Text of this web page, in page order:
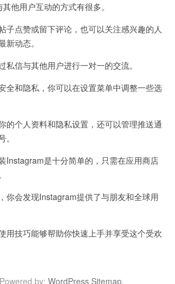
用户互动的方式有很多。
点赞或留下评论，也可以关注感兴趣的人
新动态。
信与其他用户进行一对一的交流。
和隐私，你可以在设置菜单中调整一些选
个人资料和隐私设置，还可以管理推送通
是十分简单的，只需在应用商店
会发现Instagram提供了与朋友和全球用
技巧能够帮助你快速上手并享受这个受欢
by: WordPress.Sitemap.